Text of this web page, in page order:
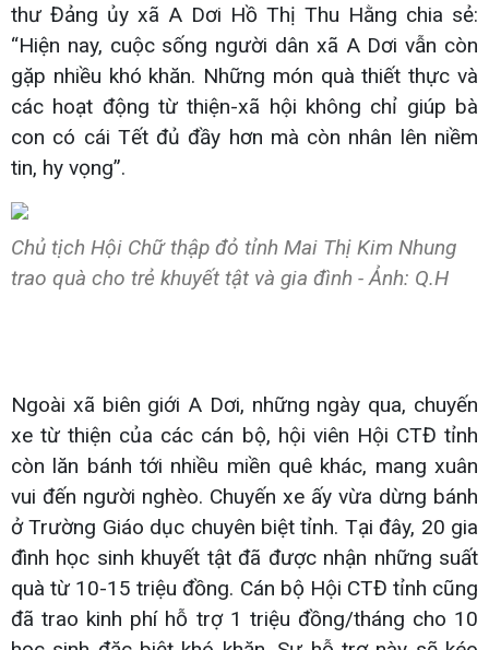
thư Đảng ủy xã A Dơi Hồ Thị Thu Hằng chia sẻ:
“Hiện nay, cuộc sống người dân xã A Dơi vẫn còn
gặp nhiều khó khăn. Những món quà thiết thực và
các hoạt động từ thiện-xã hội không chỉ giúp bà
con có cái Tết đủ đầy hơn mà còn nhân lên niềm
tin, hy vọng”.
Chủ tịch Hội Chữ thập đỏ tỉnh Mai Thị Kim Nhung
trao quà cho trẻ khuyết tật và gia đình - Ảnh: Q.H
Ngoài xã biên giới A Dơi, những ngày qua, chuyến
xe từ thiện của các cán bộ, hội viên Hội CTĐ tỉnh
còn lăn bánh tới nhiều miền quê khác, mang xuân
vui đến người nghèo. Chuyến xe ấy vừa dừng bánh
ở Trường Giáo dục chuyên biệt tỉnh. Tại đây, 20 gia
đình học sinh khuyết tật đã được nhận những suất
quà từ 10-15 triệu đồng. Cán bộ Hội CTĐ tỉnh cũng
đã trao kinh phí hỗ trợ 1 triệu đồng/tháng cho 10